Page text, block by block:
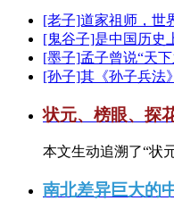
[老子]道家祖师，世
[鬼谷子]是中国历史
[墨子]孟子曾说“天
[孙子]其《孙子兵法
状元、榜眼、探
本文生动追溯了“状
南北差异巨大的